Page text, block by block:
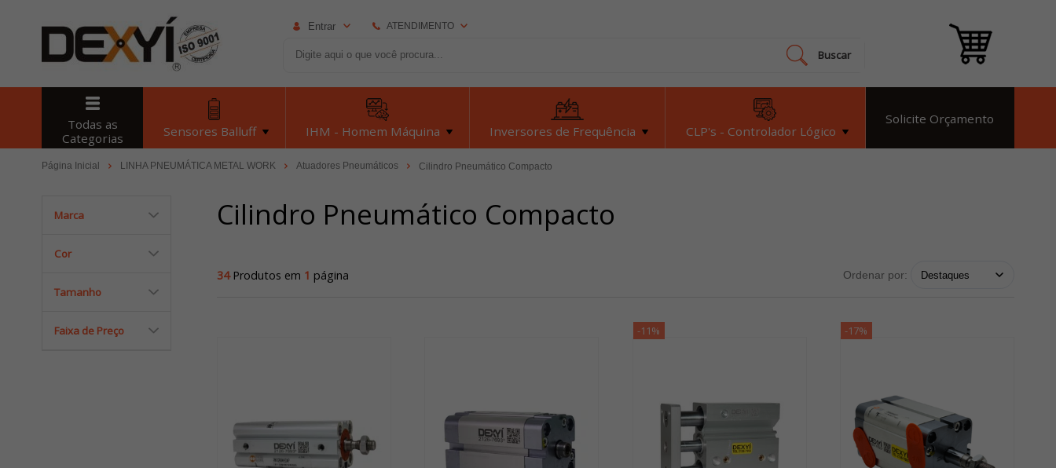
Entrar ATENDIMENTO
dexyiloja@dexyi.com.br
Atendimento Online
Central de Ajuda
Buscar
Todas as
Categorias
Sensores Balluff IHM - Homem Máquina Inversores de Frequência CLP's - Controlador Lógico
Solicite Orçamento
Página Inicial LINHA PNEUMÁTICA METAL WORK Atuadores Pneumáticos Cilindro Pneumático Compacto
Marca
Cor
Tamanho
Faixa de Preço
Cilindro Pneumático Compacto
34 Produtos em 1 página Ordenar por:
-11% -17%